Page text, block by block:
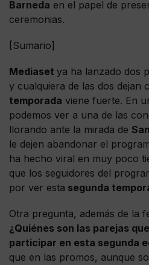
Barneda en el papel de
ceremonias.
[Sumario]
Mediaset ya ha lanzado dos
y cualquiera de las dos dejan
temporada viene fuerte. En
podemos ver a una de las
llorando ante la mirada de
le dejen abandonar el
ha hecho viral en muy poco
que los seguidores del
por ver esta segunda
Otra pregunta, además de la
¿Quiénes son las parejas
participar en esta segunda
que en las promos, aunque